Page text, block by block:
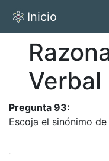
Inicio
Verbal
Pregunta 93:
Escoja el sinónimo